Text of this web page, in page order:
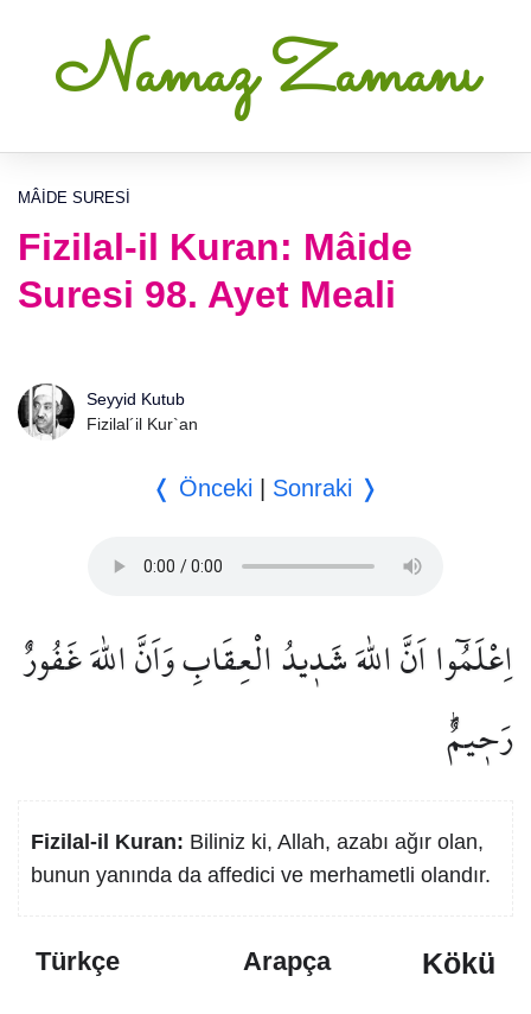
Namaz Zamanı
MÂIDE SURESI
Fizilal-il Kuran: Mâide
Suresi 98. Ayet Meali
Seyyid Kutub
Fizilal´il Kur`an
❬ Önceki Sonraki ❭
اِعْلَمُٓوا اَنَّ اللّٰهَ شَد۪يدُ الْعِقَابِ وَاَنَّ اللّٰهَ غَفُورٌ
رَح۪يمٌۜ
Fizilal-il Kuran: Biliniz ki, Allah, azabı ağır olan,
bunun yanında da affedici ve merhametli olandır.
Türkçe Arapça Kökü